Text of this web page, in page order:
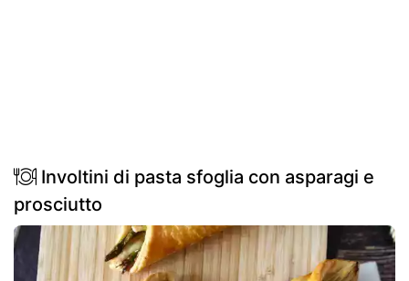
Involtini di pasta sfoglia con asparagi e
prosciutto